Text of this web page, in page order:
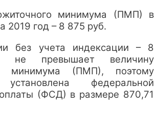
минимума (ПМП) в
2019 год – 8 875 руб.
без учета индексации – 8
не превышает величину
минимума (ПМП), поэтому
федеральной
(ФСД) в размере 870,71